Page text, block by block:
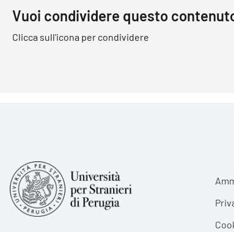
Vuoi condividere questo
Clicca sull'icona per condividere